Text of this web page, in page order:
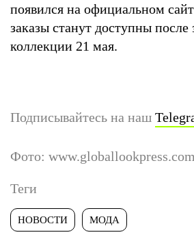
появился на официальном
заказы станут доступны после
коллекции 21 мая.
Подписывайтесь на наш
Фото: www.globallookpress.com
Теги
НОВОСТИ МОДА